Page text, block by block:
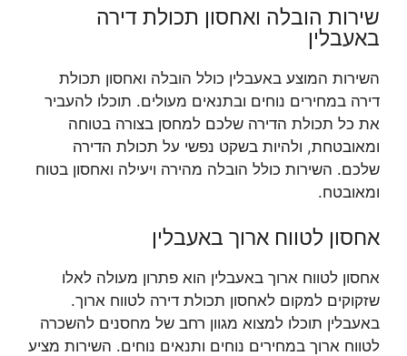
שירות הובלה ואחסון תכולת דירה
באעבלין
השירות המוצע באעבלין כולל הובלה ואחסון תכולת
דירה במחירים נוחים ובתנאים מעולים. תוכלו להעביר
את כל תכולת הדירה שלכם למחסן בצורה בטוחה
ומאובטחת, ולהיות בשקט נפשי על תכולת הדירה
שלכם. השירות כולל הובלה מהירה ויעילה ואחסון בטוח
ומאובטח.
אחסון לטווח ארוך באעבלין
אחסון לטווח ארוך באעבלין הוא פתרון מעולה לאלו
שזקוקים למקום לאחסון תכולת דירה לטווח ארוך.
באעבלין תוכלו למצוא מגוון רחב של מחסנים להשכרה
לטווח ארוך במחירים נוחים ותנאים נוחים. השירות מציע